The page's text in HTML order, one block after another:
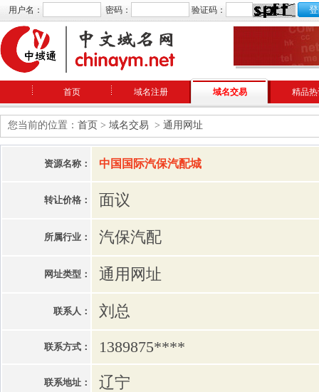
用户名： 密码： 验证码：
首页 域名注册 域名交易 精品
您当前的位置： 首页 > 域名交易 > 通用网址
资源名称： 中国国际汽保汽配城
转让价格： 面议
所属行业： 汽保汽配
网址类型： 通用网址
联系人： 刘总
联系方式： 1389875****
联系地址： 辽宁